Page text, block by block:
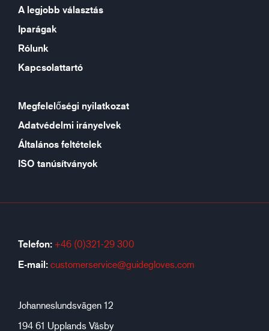
A legjobb választás
Iparágak
Rólunk
Kapcsolattartó
Megfelelőségi nyilatkozat
Adatvédelmi irányelvek
Általános feltételek
ISO tanúsítványok
Telefon: +46 (0)321-29 300
E-mail: customerservice@guidegloves.com
Johanneslundsvägen 12
194 61 Upplands Väsby